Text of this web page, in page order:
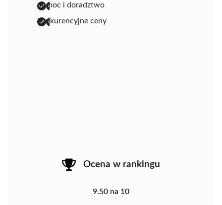
pomoc i doradztwo
konkurencyjne ceny
Ocena w rankingu
9.50 na 10